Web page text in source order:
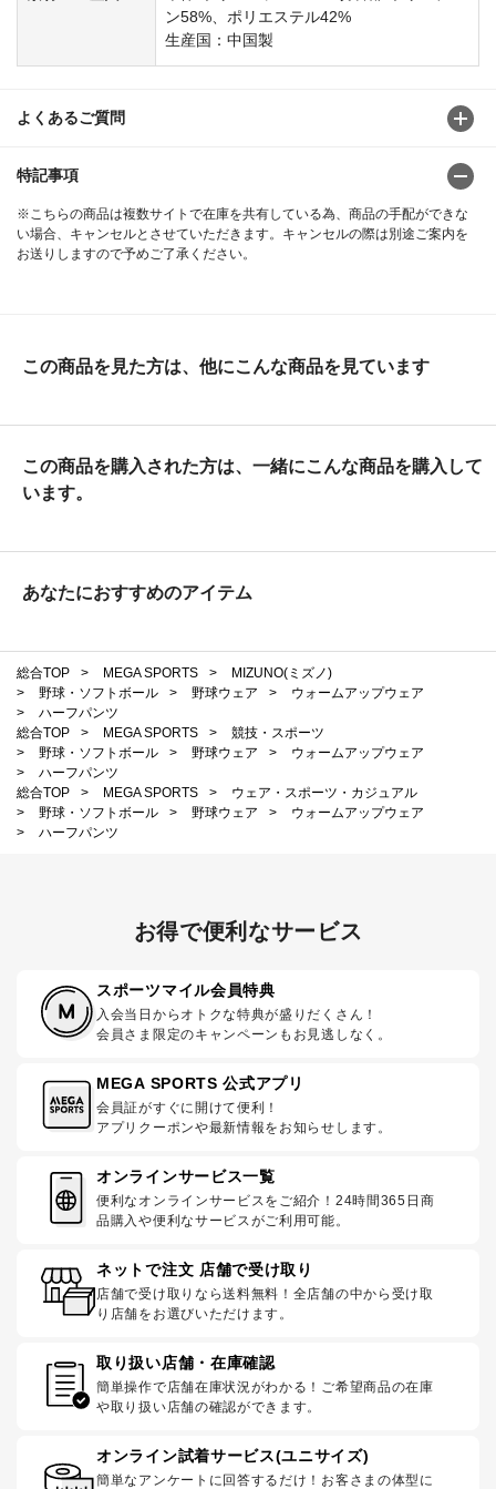
ン58%、ポリエステル42%
生産国：中国製
よくあるご質問
特記事項
※こちらの商品は複数サイトで在庫を共有している為、商品の手配ができな
い場合、キャンセルとさせていただきます。キャンセルの際は別途ご案内を
お送りしますので予めご了承ください。
この商品を見た方は、他にこんな商品を見ています
この商品を購入された方は、一緒にこんな商品を購入して
います。
あなたにおすすめのアイテム
総合TOP > MEGA SPORTS >
MIZUNO(ミズノ)
>
野球・ソフトボール > 野球ウェア >
ウォームアップウェア
>
ハーフパンツ
総合TOP
> MEGA SPORTS >
競技・スポーツ
>
野球・ソフトボール > 野球ウェア >
ウォームアップウェア
>
ハーフパンツ
総合TOP
> MEGA SPORTS >
ウェア・スポーツ・カジュアル
>
野球・ソフトボール > 野球ウェア >
ウォームアップウェア
>
ハーフパンツ
お得で便利なサービス
スポーツマイル会員特典
入会当日からオトクな特典が盛りだくさん！
会員さま限定のキャンペーンもお見逃しなく。
MEGA SPORTS 公式アプリ
会員証がすぐに開けて便利！
アプリクーポンや最新情報をお知らせします。
オンラインサービス一覧
便利なオンラインサービスをご紹介！24時間365日商
品購入や便利なサービスがご利用可能。
ネットで注文 店舗で受け取り
店舗で受け取りなら送料無料！全店舗の中から受け取
り店舗をお選びいただけます。
取り扱い店舗・在庫確認
簡単操作で店舗在庫状況がわかる！ご希望商品の在庫
や取り扱い店舗の確認ができます。
オンライン試着サービス(ユニサイズ)
簡単なアンケートに回答するだけ！お客さまの体型に